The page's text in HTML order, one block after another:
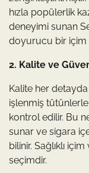
hızla popülerlik
deneyimi sunan
doyurucu bir içim
2. Kalite ve
Kalite her
işlenmiş
kontrol edilir. Bu
sunar ve sigara
bilinir. Sağlıklı
seçimdir.